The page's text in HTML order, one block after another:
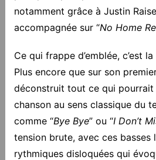
notamment grâce à Justin
accompagnée sur “No Home
Ce qui frappe d’emblée, c’est
Plus encore que sur son
déconstruit tout ce qui pourrait
chanson au sens classique du
comme “Bye Bye” ou “I Don’t
tension brute, avec ces basses
rythmiques disloquées qui